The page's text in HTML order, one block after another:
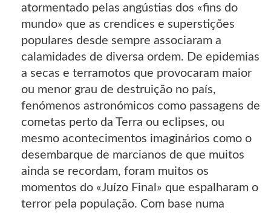
atormentado pelas angústias dos «fins do
mundo» que as crendices e superstições
populares desde sempre associaram a
calamidades de diversa ordem. De epidemias
a secas e terramotos que provocaram maior
ou menor grau de destruição no país,
fenómenos astronómicos como passagens de
cometas perto da Terra ou eclipses, ou
mesmo acontecimentos imaginários como o
desembarque de marcianos de que muitos
ainda se recordam, foram muitos os
momentos do «Juízo Final» que espalharam o
terror pela população. Com base numa